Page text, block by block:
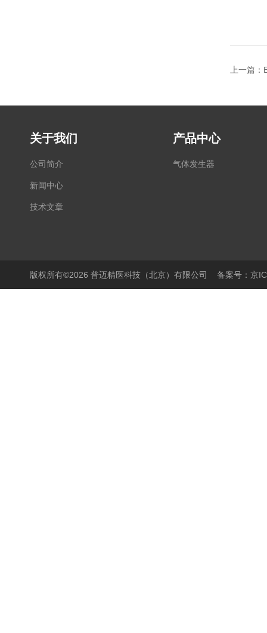
上一篇：
关于我们
公司简介
新闻中心
技术文章
产品中心
气体发生器
版权所有©2026 普迈精医科技（北京）有限公司 备案号：京